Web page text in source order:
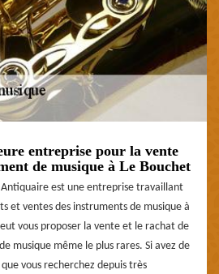
entreprise pour la vente
de musique à Le Bouchet
Antiquaire est une entreprise travaillant
et ventes des instruments de musique à
vous proposer la vente et le rachat de
musique même le plus rares. Si avez de
vous recherchez depuis très